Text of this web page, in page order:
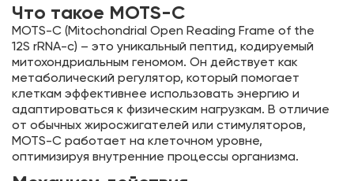
Что такое MOTS-C
MOTS-C (Mitochondrial Open Reading Frame of the
12S rRNA-c) – это уникальный пептид, кодируемый
митохондриальным геномом. Он действует как
метаболический регулятор, который помогает
клеткам эффективнее использовать энергию и
адаптироваться к физическим нагрузкам. В отличие
от обычных жиросжигателей или стимуляторов,
MOTS-C работает на клеточном уровне,
оптимизируя внутренние процессы организма.